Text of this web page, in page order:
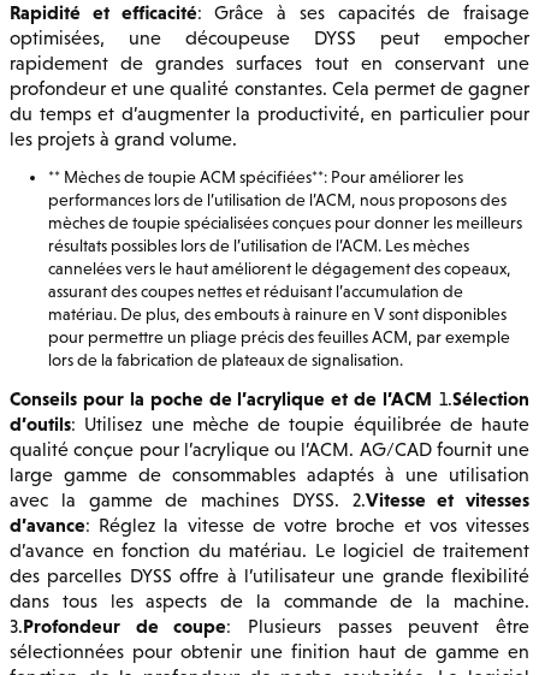
Rapidité et efficacité: Grâce à ses capacités de fraisage
optimisées, une découpeuse DYSS peut empocher
rapidement de grandes surfaces tout en conservant une
profondeur et une qualité constantes. Cela permet de gagner
du temps et d’augmenter la productivité, en particulier pour
les projets à grand volume.
** Mèches de toupie ACM spécifiées**: Pour améliorer les
performances lors de l’utilisation de l’ACM, nous proposons des
mèches de toupie spécialisées conçues pour donner les meilleurs
résultats possibles lors de l’utilisation de l’ACM. Les mèches
cannelées vers le haut améliorent le dégagement des copeaux,
assurant des coupes nettes et réduisant l’accumulation de
matériau. De plus, des embouts à rainure en V sont disponibles
pour permettre un pliage précis des feuilles ACM, par exemple
lors de la fabrication de plateaux de signalisation.
Conseils pour la poche de l’acrylique et de l’ACM 1.Sélection
d’outils: Utilisez une mèche de toupie équilibrée de haute
qualité conçue pour l’acrylique ou l’ACM. AG/CAD fournit une
large gamme de consommables adaptés à une utilisation
avec la gamme de machines DYSS. 2.Vitesse et vitesses
d’avance: Réglez la vitesse de votre broche et vos vitesses
d’avance en fonction du matériau. Le logiciel de traitement
des parcelles DYSS offre à l’utilisateur une grande flexibilité
dans tous les aspects de la commande de la machine.
3.Profondeur de coupe: Plusieurs passes peuvent être
sélectionnées pour obtenir une finition haut de gamme en